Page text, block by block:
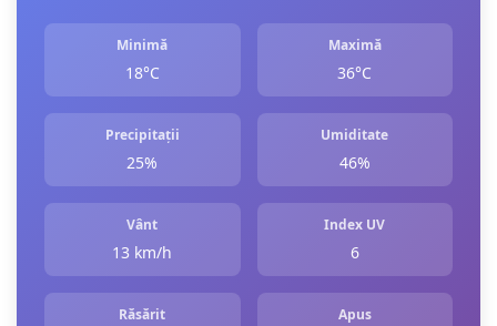
Minimă
18°C
Maximă
36°C
Precipitații
25%
Umiditate
46%
Vânt
13 km/h
Index UV
6
Răsărit Apus